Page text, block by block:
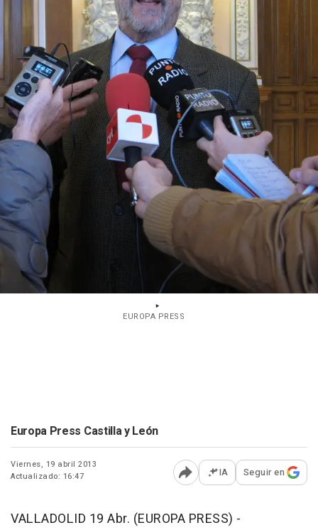
EUROPA PRESS
Europa Press Castilla y León
Viernes, 19 abril 2013
Actualizado: 16:47
Abrir opciones para
IA Seguir en
VALLADOLID 19 Abr. (EUROPA PRESS) -